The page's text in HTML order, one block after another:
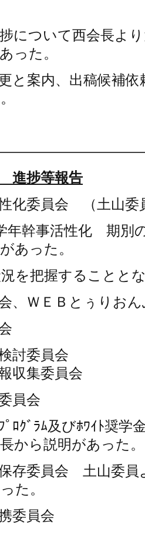
について西会長よ
った。
と案内、出稿候補
進捗等報告
化委員会 （土山委
年幹事活性化 期別
あった。
を把握することと
、ＷＥＢとぅりお
討委員会
収集委員会
員会
ﾟﾛｸﾞﾗﾑ及びﾎﾜｲﾄ奨
から説明があった。
存委員会 土山委員
た。
委員会